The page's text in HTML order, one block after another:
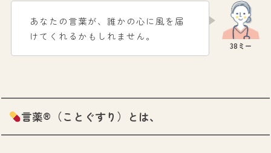
あなたの言葉が、誰かの心に風を届
けてくれるかもしれません。
言薬®（ことぐすり）とは、